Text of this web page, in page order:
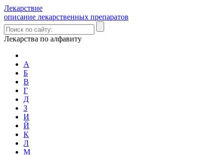
Лекарствие
описание лекарственных препаратов
Лекарства по алфавиту
А
Б
В
Г
Д
З
И
Й
К
Л
М